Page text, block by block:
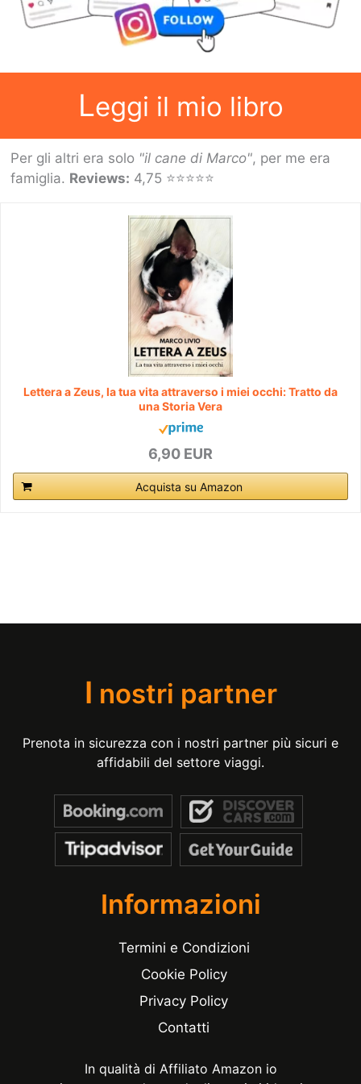
arrivare,
la
Leggi il mio libro
Per gli altri era solo "il cane di Marco", per me era
famiglia. Reviews: 4,75 ⭐⭐⭐⭐⭐
Lettera a Zeus, la tua vita attraverso i miei occhi: Tratto da
una Storia Vera
6,90 EUR
Acquista su Amazon
I nostri partner
Prenota in sicurezza con i nostri partner più sicuri e
affidabili del settore viaggi.
Informazioni
Termini e Condizioni
Cookie Policy
Privacy Policy
Contatti
In qualità di Affiliato Amazon io